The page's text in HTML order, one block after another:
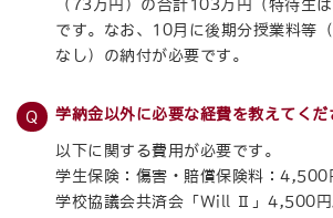
（73万円）の合計103万円（特待生
です。なお、10月に後期分授業料等
なし）の納付が必要です。
学納金以外に必要な経費を教えてくだ
以下に関する費用が必要です。
学生保険：傷害・賠償保険料：
学校協議会共済会「Will Ⅱ」4,500円